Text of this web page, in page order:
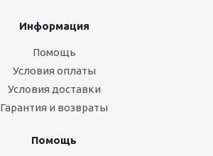
Информация
Помощь
Условия оплаты
Условия доставки
Гарантия и возвраты
Помощь